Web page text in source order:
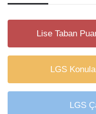
Lise Taban
LGS
LGS